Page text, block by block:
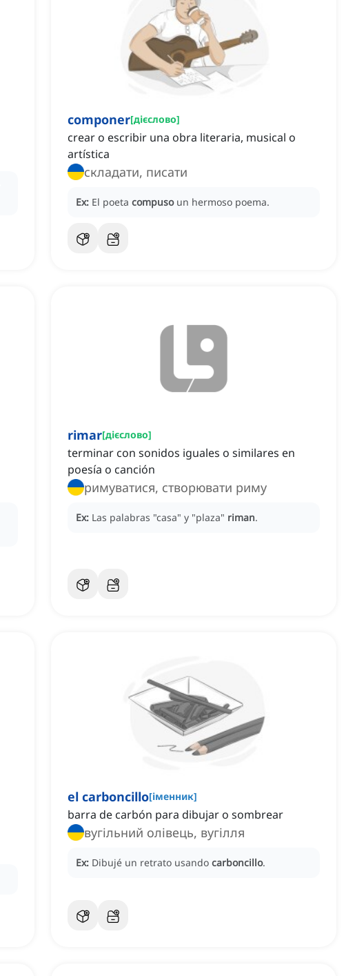
componer[дієслово]
crear o escribir una obra literaria, musical o
artística
складати, писати
Ex: El poeta compuso un hermoso poema.
rimar[дієслово]
terminar con sonidos iguales o similares en
poesía o canción
римуватися, створювати риму
Ex: Las palabras "casa" y "plaza" riman.
el carboncillo[іменник]
barra de carbón para dibujar o sombrear
вугільний олівець, вугілля
Ex: Dibujé un retrato usando carboncillo.